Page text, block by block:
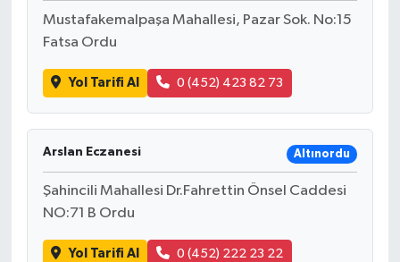
Mustafakemalpaşa Mahallesi, Pazar Sok. No:15
Fatsa Ordu
Yol Tarifi Al 0 (452) 423 82 73
Arslan Eczanesi Altınordu
Şahincili Mahallesi Dr.Fahrettin Önsel Caddesi
NO:71 B Ordu
Yol Tarifi Al 0 (452) 222 23 22